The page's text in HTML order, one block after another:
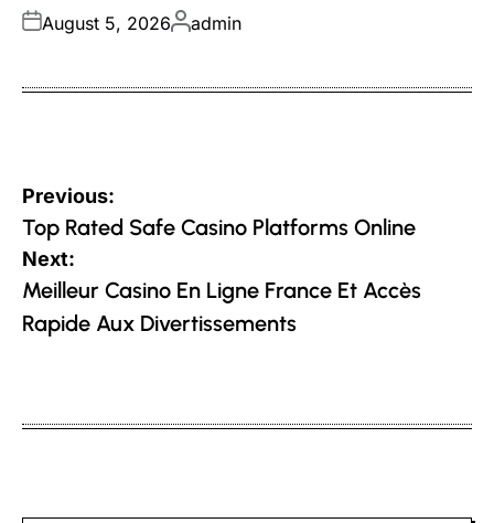
Posted
August 5, 2026Posted
admin
Post
navigation
Previous:
Top Rated Safe Casino Platforms Online
Next:
Meilleur Casino En Ligne France Et Accès
Rapide Aux Divertissements